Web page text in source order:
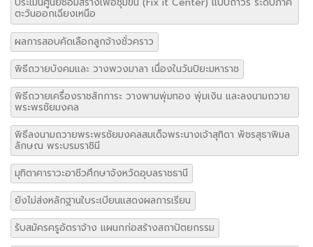
ประเมินศูนย์ซ่อมสร้างเพื่อชุมขน (Fix it Center) แบบถาวร ระดับภาค
ตะวันออกเฉียงเหนือ
ผลการสอบคัดเลือกลูกจ้างชั่วคราว
พิธีถวายบังคมและ วางพวงมาลา เนื่องในวันปิยะมหาราช
พิธีถวายเครื่องราชสักการะ วางพานพุ่มทอง พุ่มเงิน และลงนามถวาย
พระพรชัยมงคล
พิธีลงนามถวายพระพรชัยมงคลสมเด็จพระนางเจ้าสุทิดา พัชรสุธาพิมล
ลักษณ พระบรมราชินี
มุทิตาคาราวะอาชีวศึกษาจังหวัดอุบลราชธานี
ยังไม่ส่งหลักฐานใบระเบียนแสดงผลการเรียน
รับสมัครครูอัตราจ้าง แผนกก่อสร้างสถาปัตยกรรม